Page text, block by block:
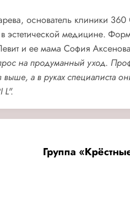
основатель клиники
эстетической медицине.
и ее мама София
на продуманный уход.
а в руках специалиста
L".
Группа